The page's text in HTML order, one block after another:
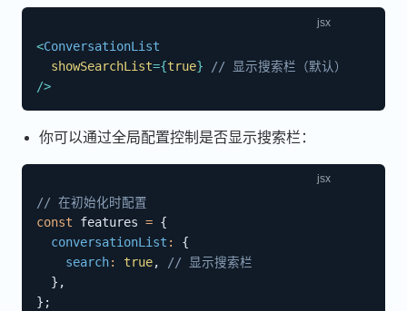
<ConversationList
showSearchList={true}
// 显示搜索栏（默认）
/>
你可以通过全局配置控制是否显示搜索栏：
// 在初始化时配置
const features = {
conversationList :
{
search: true,
// 显示搜索栏
} ,
} ;